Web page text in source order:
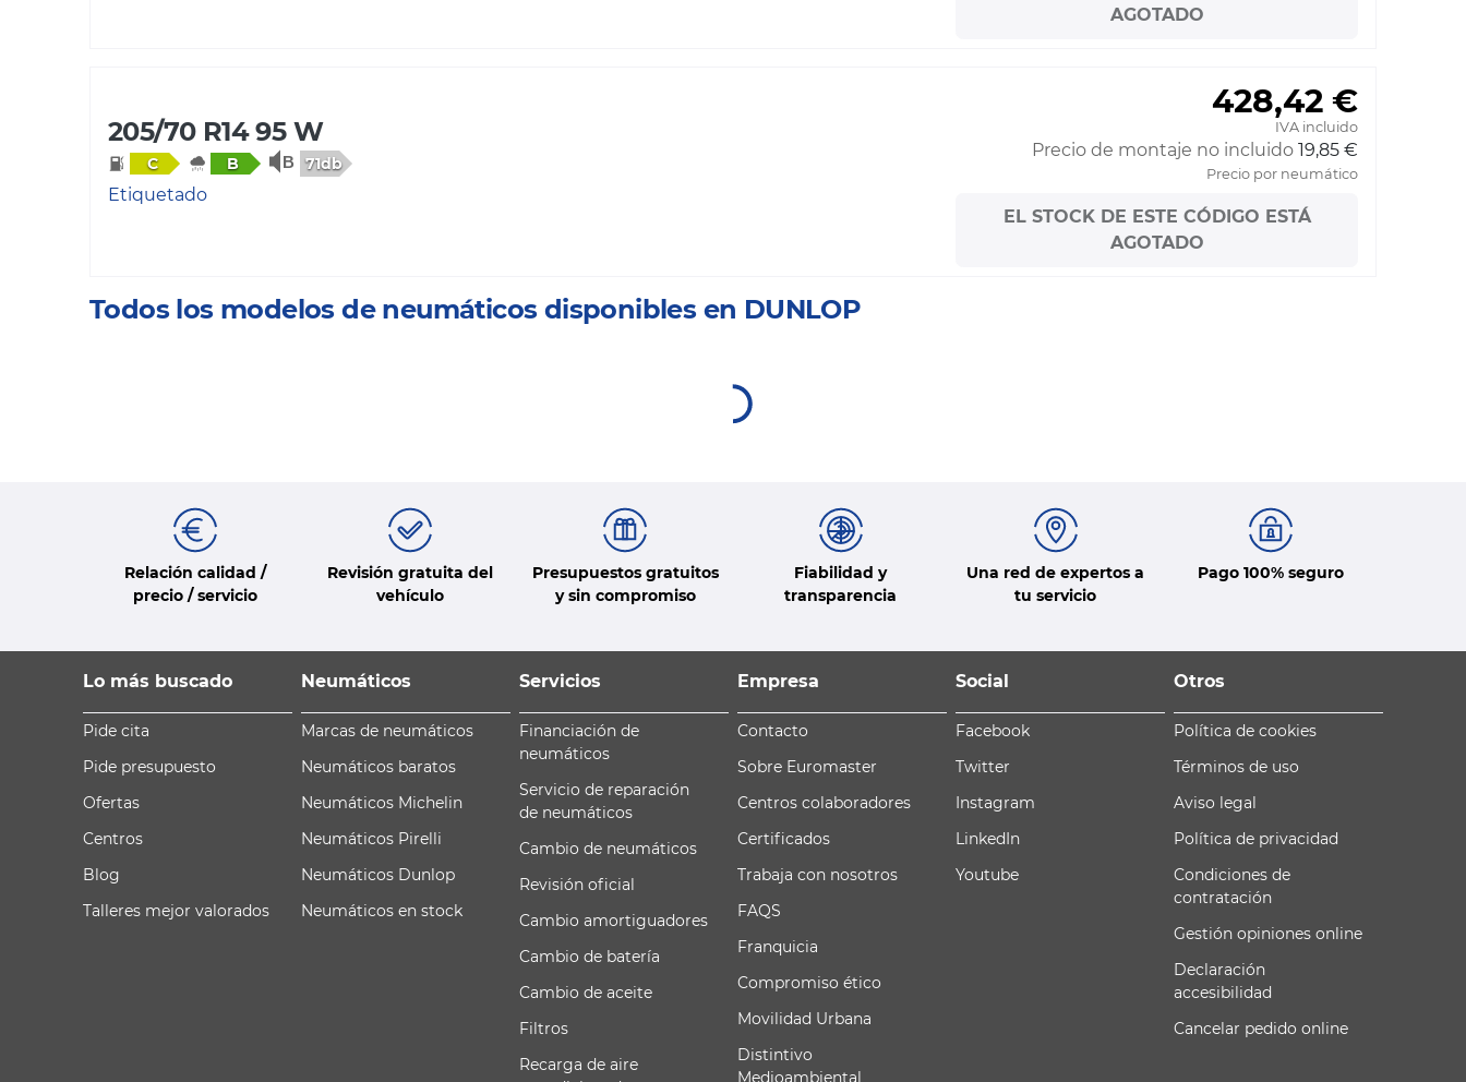
AGOTADO
205/70 R14 95 W
C B 71db
Etiquetado
428,42 €
IVA incluido
Precio de montaje no incluido 19,85 €
Precio por neumático
EL STOCK DE ESTE CÓDIGO ESTÁ
AGOTADO
Todos los modelos de neumáticos disponibles en DUNLOP
Relación calidad /
precio / servicio
Revisión gratuita del
vehículo
Presupuestos gratuitos
y sin compromiso
Fiabilidad y
transparencia
Una red de expertos a
tu servicio
Pago 100% seguro
Lo más buscado
Pide cita
Pide presupuesto
Ofertas
Centros
Blog
Talleres mejor valorados
Neumáticos
Marcas de neumáticos
Neumáticos baratos
Neumáticos Michelin
Neumáticos Pirelli
Neumáticos Dunlop
Neumáticos en stock
Servicios
Financiación de
neumáticos
Servicio de reparación
de neumáticos
Cambio de neumáticos
Revisión oficial
Cambio amortiguadores
Cambio de batería
Cambio de aceite
Filtros
Recarga de aire
Empresa
Contacto
Sobre Euromaster
Centros colaboradores
Certificados
Trabaja con nosotros
FAQS
Franquicia
Compromiso ético
Movilidad Urbana
Distintivo
Medioambiental
Social
Facebook
Twitter
Instagram
LinkedIn
Youtube
Otros
Política de cookies
Términos de uso
Aviso legal
Política de privacidad
Condiciones de
contratación
Gestión opiniones online
Declaración
accesibilidad
Cancelar pedido online